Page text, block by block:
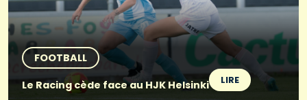
FOOTBALL
Le Racing cède face au HJK Helsinki
LIRE